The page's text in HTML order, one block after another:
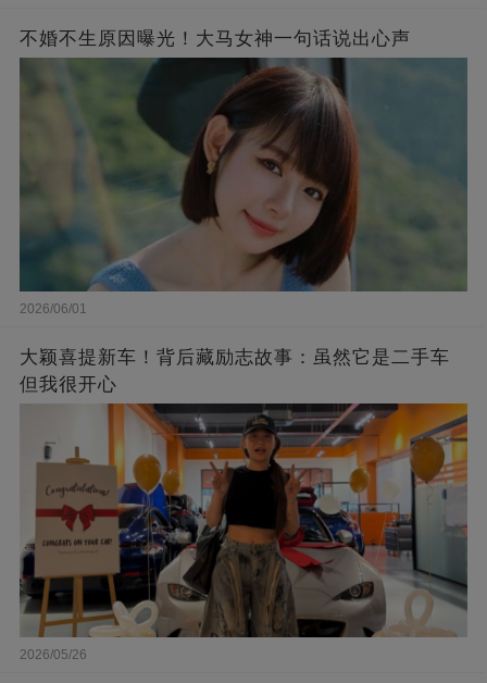
不婚不生原因曝光！大马女神一句话说出心声
2026/06/01
大颖喜提新车！背后藏励志故事：虽然它是二手车
但我很开心
2026/05/26